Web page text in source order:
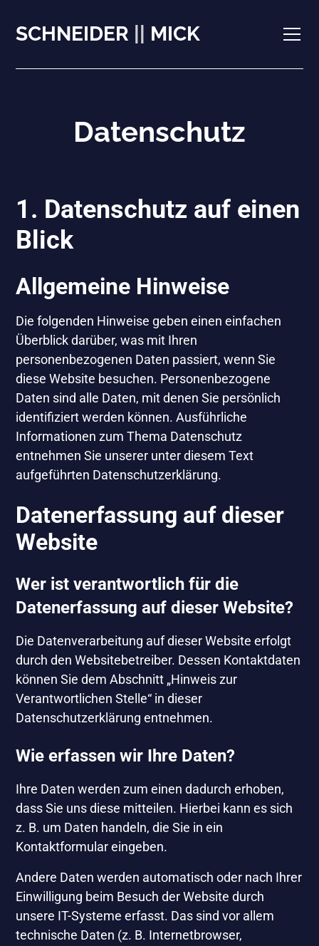
SCHNEIDER MICK
Datenschutz
1. Datenschutz auf einen
Blick
Allgemeine Hinweise
Die folgenden Hinweise geben einen einfachen
Überblick darüber, was mit Ihren
personenbezogenen Daten passiert, wenn Sie
diese Website besuchen. Personenbezogene
Daten sind alle Daten, mit denen Sie persönlich
identifiziert werden können. Ausführliche
Informationen zum Thema Datenschutz
entnehmen Sie unserer unter diesem Text
aufgeführten Datenschutzerklärung.
Datenerfassung auf dieser
Website
Wer ist verantwortlich für die
Datenerfassung auf dieser Website?
Die Datenverarbeitung auf dieser Website erfolgt
durch den Websitebetreiber. Dessen Kontaktdaten
können Sie dem Abschnitt „Hinweis zur
Verantwortlichen Stelle“ in dieser
Datenschutzerklärung entnehmen.
Wie erfassen wir Ihre Daten?
Ihre Daten werden zum einen dadurch erhoben,
dass Sie uns diese mitteilen. Hierbei kann es sich
z. B. um Daten handeln, die Sie in ein
Kontaktformular eingeben.
Andere Daten werden automatisch oder nach Ihrer
Einwilligung beim Besuch der Website durch
unsere IT-Systeme erfasst. Das sind vor allem
technische Daten (z. B. Internetbrowser,